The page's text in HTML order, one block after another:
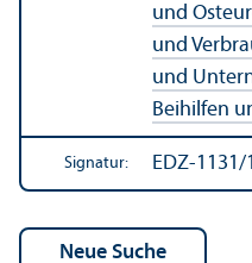
und
und
und
Beihilfen
Signatur: EDZ-1131/